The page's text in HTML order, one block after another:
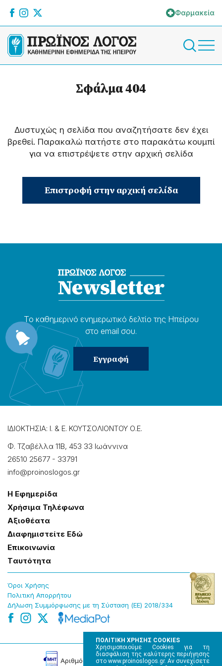
ΠΟΛΙΤΙΚΗ ΧΡΗΣΗΣ COOKIES
Χρησιμοποιούμε Cookies για τη
διασφάλιση της καλύτερης περιήγησης
στο www.proinoslogos.gr. Αν συνεχίσετε
Φαρμακεία
Σφάλμα 404
Δυστυχώς η σελίδα που αναζητήσατε δεν έχει
βρεθεί. Παρακαλώ πατήστε στο παρακάτω κουμπί
για να επιστρέψετε στην αρχική σελίδα
Επιστροφή στην αρχική σελίδα
Το καθημερɩνό ενημερωτɩκό δελτίο της Ηπείρου
στο email σου.
ΙΔΙΟΚΤΗΣΙΑ: Ι. & Ε. ΚΟΥΤΣΟΛΙΟΝΤΟΥ Ο.Ε.
Φ. Τζαβέλλα 11Β, 453 33 Ιωάννɩνα
26510 25677 - 33791
info@proinoslogos.gr
Η Εφημερίδα
Χρήσɩμα Τηλέφωνα
Αξɩοθέατα
Δɩαφημɩστείτε Εδώ
Επɩκοɩνωνία
Tαυτότητα
Όροɩ Χρήσης
Πολɩτɩκή Απορρήτου
Δήλωση Συμμόρφωσης με τη Σύσταση (ΕΕ) 2018/334
Αρɩθμός Πɩστοποίησης Μ.Η.Τ. 220242